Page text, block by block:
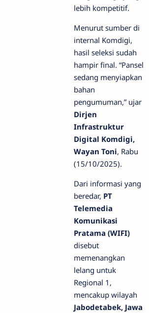
lebih kompetitif.
Menurut sumber di
internal Komdigi,
hasil seleksi sudah
hampir final. “Pansel
sedang menyiapkan
bahan
pengumuman,” ujar
Dirjen
Infrastruktur
Digital Komdigi,
Wayan Toni, Rabu
(15/10/2025).
Dari informasi yang
beredar, PT
Telemedia
Komunikasi
Pratama (WIFI)
disebut
memenangkan
lelang untuk
Regional 1,
mencakup wilayah
Jabodetabek, Jawa